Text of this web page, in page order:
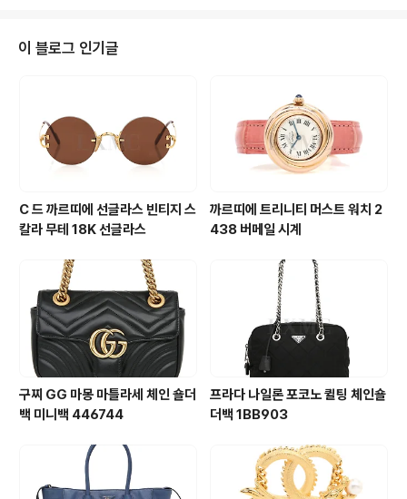
전체 폴리싱과 기계점검 완료했습니다 편하게 사용하시기
좋은 기본 쿼츠 아이템남녀 모두 사용하시기 정말 좋답니
스 https://luxavenue.co.kr/goods/view?no=1
6001..
이 블로그 인기글
C 드 까르띠에 선글라스 빈티지 스
칼라 무테 18K 선글라스
까르띠에 트리니티 머스트 워치 2
438 버메일 시계
구찌 GG 마몽 마틀라세 체인 숄더
백 미니백 446744
프라다 나일론 포코노 퀼팅 체인숄
더백 1BB903